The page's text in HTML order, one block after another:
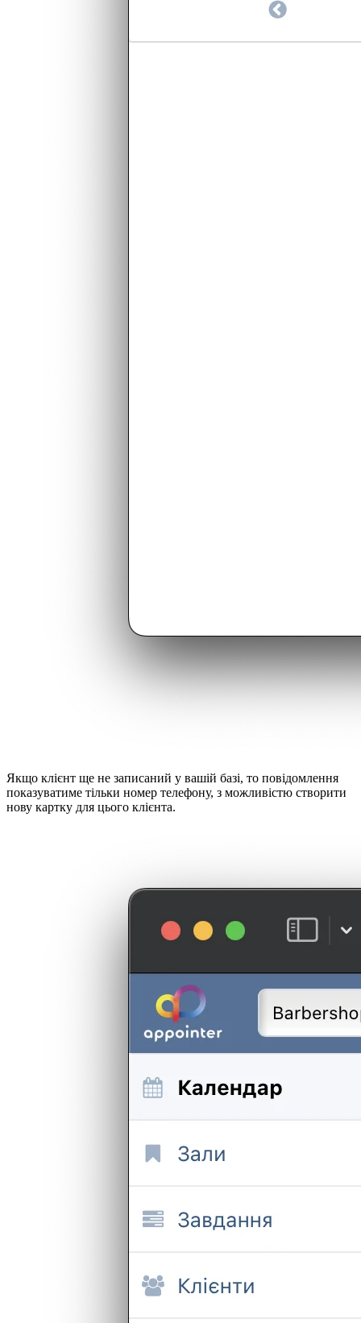
Якщо клієнт ще не записаний у вашій базі, то повідомлення
показуватиме тільки номер телефону, з можливістю створити
нову картку для цього клієнта.